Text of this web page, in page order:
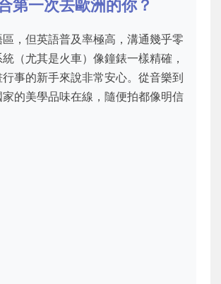
第一次去歐洲的你？
，但英語普及率極高，溝通幾乎零
（尤其是火車）像鐘錶一樣精確，
事的新手來說非常安心。從音樂到
的美學品味在線，隨便拍都像明信